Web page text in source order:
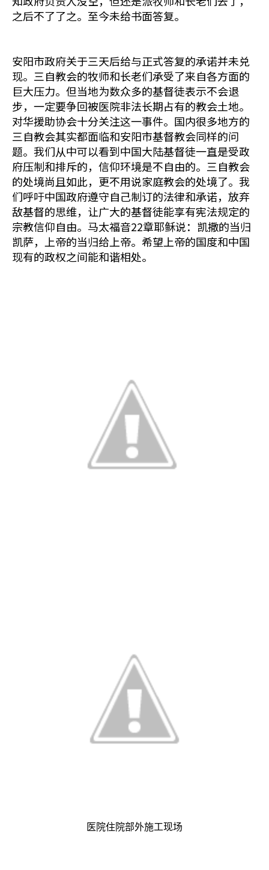
之后不了了之。至今未给书面答复。
安阳市政府关于三天后给与正式答复的承诺并未兑
现。三自教会的牧师和长老们承受了来自各方面的
巨大压力。但当地为数众多的基督徒表示不会退
步，一定要争回被医院非法长期占有的教会土地。
对华援助协会十分关注这一事件。国内很多地方的
三自教会其实都面临和安阳市基督教会同样的问
题。我们从中可以看到中国大陆基督徒一直是受政
府压制和排斥的，信仰环境是不自由的。三自教会
的处境尚且如此，更不用说家庭教会的处境了。我
们呼吁中国政府遵守自己制订的法律和承诺，放弃
敌基督的思维，让广大的基督徒能享有宪法规定的
宗教信仰自由。马太福音22章耶稣说：凯撒的当归
凯萨，上帝的当归给上帝。希望上帝的国度和中国
现有的政权之间能和谐相处。
医院住院部外施工现场